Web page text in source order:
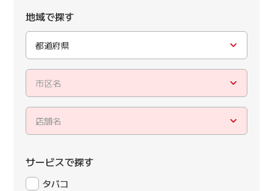
地域で探す
都道府県
市区名
店舗名
サービスで探す
タバコ